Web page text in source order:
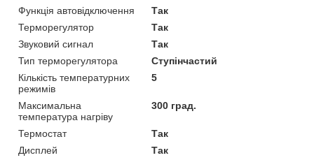
Функція автовідключення
Так
Терморегулятор
Так
Звуковий сигнал
Так
Тип терморегулятора
Ступінчастий
Кількість температурних
режимів
5
Максимальна
температура нагріву
300 град.
Термостат
Так
Дисплей
Так